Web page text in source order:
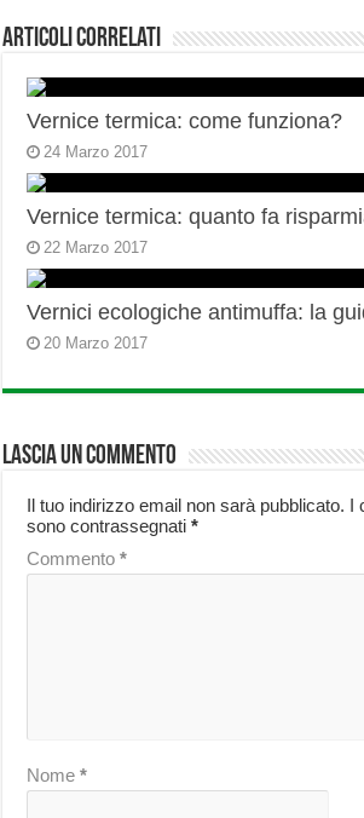
Articoli correlati
Vernice termica: come funziona?
24 Marzo 2017
Vernice termica: quanto fa
22 Marzo 2017
Vernici ecologiche antimuffa: la
20 Marzo 2017
Lascia un commento
Il tuo indirizzo email non sarà pubblicato. I
sono contrassegnati*
Commento*
Nome*